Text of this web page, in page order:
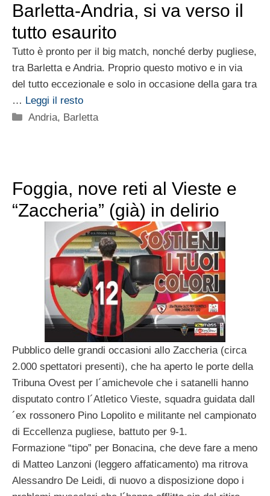
Barletta-Andria, si va verso il
tutto esaurito
Tutto è pronto per il big match, nonché derby pugliese,
tra Barletta e Andria. Proprio questo motivo e in via
del tutto eccezionale e solo in occasione della gara tra
… Leggi il resto
Categorie
Andria, Barletta
Foggia, nove reti al Vieste e
“Zaccheria” (già) in delirio
Pubblico delle grandi occasioni allo Zaccheria (circa
2.000 spettatori presenti), che ha aperto le porte della
Tribuna Ovest per l´amichevole che i satanelli hanno
disputato contro l´Atletico Vieste, squadra guidata dall
´ex rossonero Pino Lopolito e militante nel campionato
di Eccellenza pugliese, battuto per 9-1.
Formazione “tipo” per Bonacina, che deve fare a meno
di Matteo Lanzoni (leggero affaticamento) ma ritrova
Alessandro De Leidi, di nuovo a disposizione dopo i